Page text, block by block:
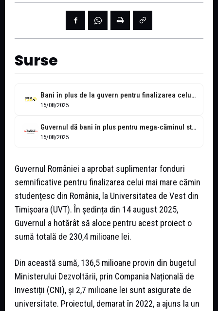
Surse
Bani în plus de la guvern pentru finalizarea celui mai mare cămin...
15/08/2025
Guvernul dă bani în plus pentru mega-căminul studențesc al UVT
15/08/2025
Guvernul României a aprobat suplimentar fonduri
semnificative pentru finalizarea celui mai mare cămin
studențesc din România, la Universitatea de Vest din
Timișoara (UVT). În ședința din 14 august 2025,
Guvernul a hotărât să aloce pentru acest proiect o
sumă totală de 230,4 milioane lei.
Din această sumă, 136,5 milioane provin din bugetul
Ministerului Dezvoltării, prin Compania Națională de
Investiții (CNI), și 2,7 milioane lei sunt asigurate de
universitate. Proiectul, demarat în 2022, a ajuns la un